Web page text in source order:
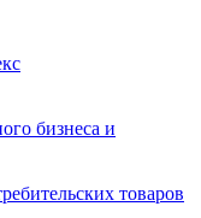
бизнеса и
товаров